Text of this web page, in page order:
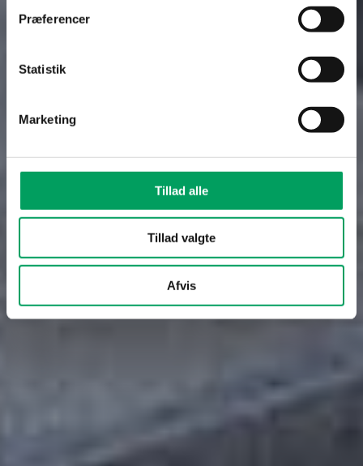
Præferencer
Statistik
Marketing
Tillad alle
Tillad valgte
Afvis